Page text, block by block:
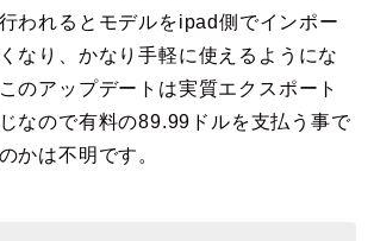
われるとモデルをipad側でインポー
なり、かなり手軽に使えるようにな
のアップデートは実質エクスポート
なので有料の89.99ドルを支払う事で
かは不明です。